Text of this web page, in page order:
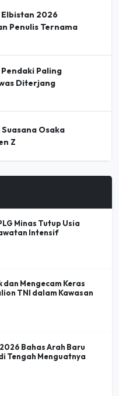
Elbistan 2026
Penulis Ternama
Paling
Diterjang
Osaka
Z
Minas Tutup Usia
Intensif
dan Mengecam Keras
TNI dalam Kawasan
Bahas Arah Baru
Tengah Menguatnya